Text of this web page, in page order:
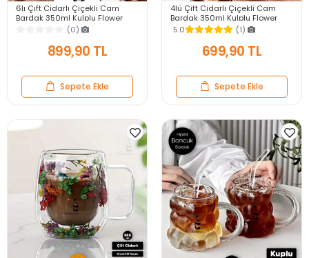
6lı Çift Cidarlı Çiçekli Cam
Bardak 350ml Kulplu Flower
Cup Meşrubat El Yapımı Kahve
Sunum Bardağı
(0)
899,90 TL
Sepete Ekle
4lü Çift Cidarlı Çiçekli Cam
Bardak 350ml Kulplu Flower
Cup Meşrubat El Yapımı Kahve
Sunum Bardağı
5.0 (1)
699,90 TL
Sepete Ekle